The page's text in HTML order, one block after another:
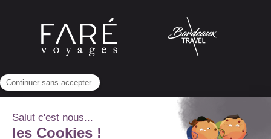
Abonnez-vous à notre newsletter